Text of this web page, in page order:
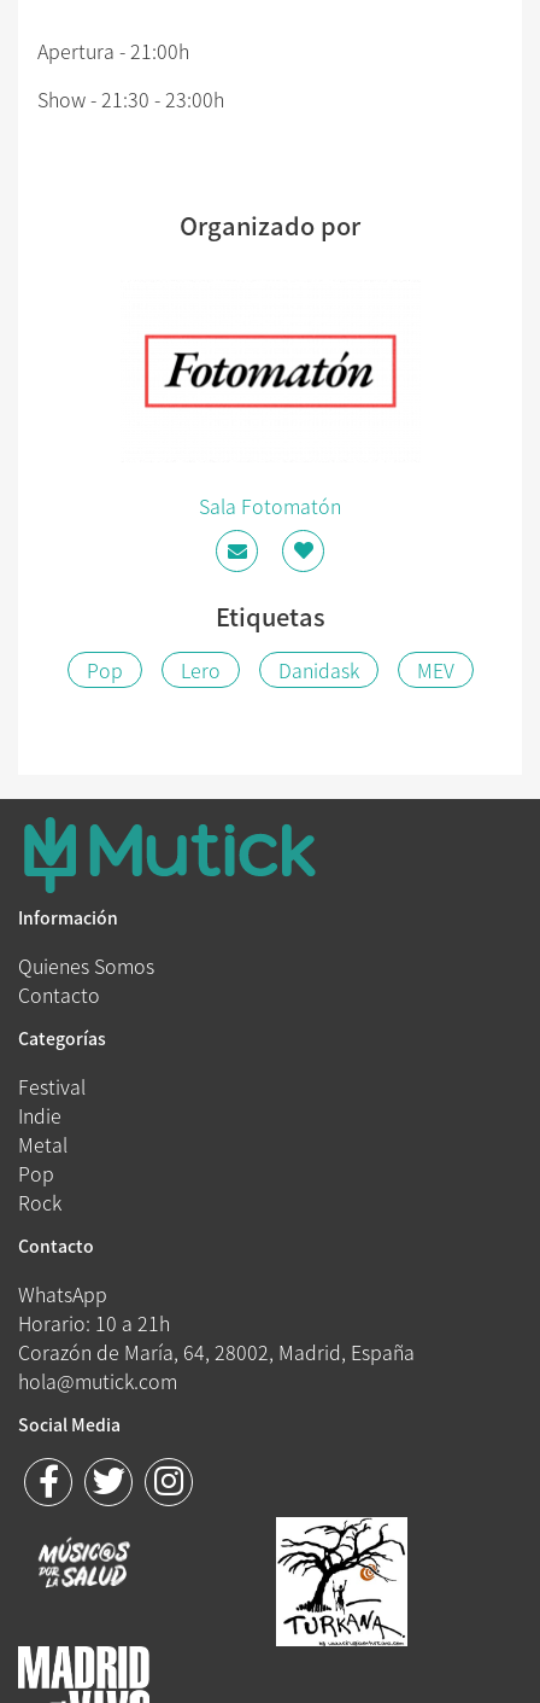
Apertura - 21:00h
Show - 21:30 - 23:00h
Organizado por
Sala Fotomatón
Etiquetas
Pop Lero Danidask MEV
Información
Quienes Somos
Contacto
Categorías
Festival
Indie
Metal
Pop
Rock
Contacto
WhatsApp
Horario: 10 a 21h
Corazón de María, 64, 28002, Madrid, España
hola@mutick.com
Social Media